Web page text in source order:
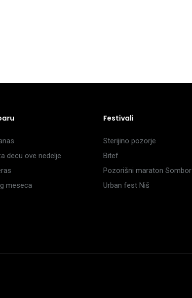
decu ove nedelje
meseca
Festivali
Sterijino pozorje
Bitef
Pozorišni maraton Sombor
Urban fest Niš